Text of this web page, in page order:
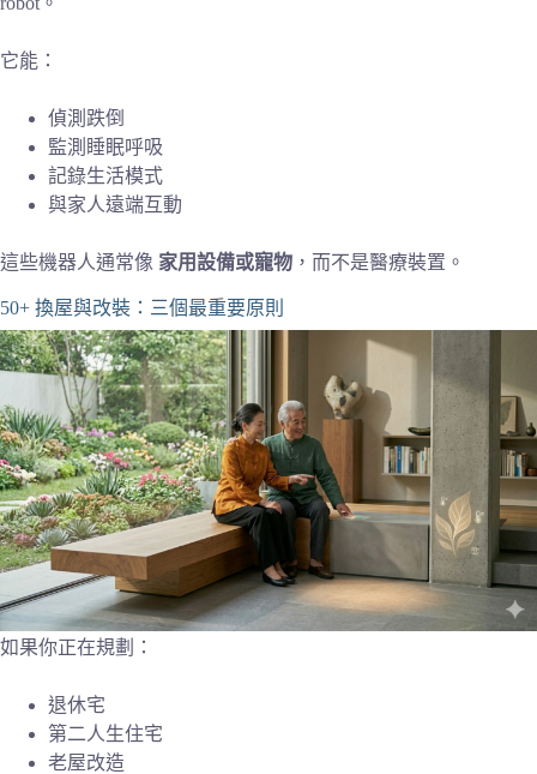
它能：
偵測跌倒
監測睡眠呼吸
記錄生活模式
與家人遠端互動
這些機器人通常像 家用設備或寵物 ，而不是醫療裝置。
50+ 換屋與改裝：三個最重要原則
如果你正在規劃：
退休宅
第二人生住宅
老屋改造